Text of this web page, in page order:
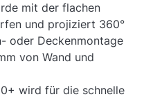
mit der flachen
und projiziert 360°
oder Deckenmontage
von Wand und
wird für die schnelle